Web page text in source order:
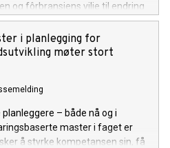
og fôrbransjens vilje til endring
i planlegging for
møter stort
– både nå og i
master i faget er
å styrke kompetansen sin, få